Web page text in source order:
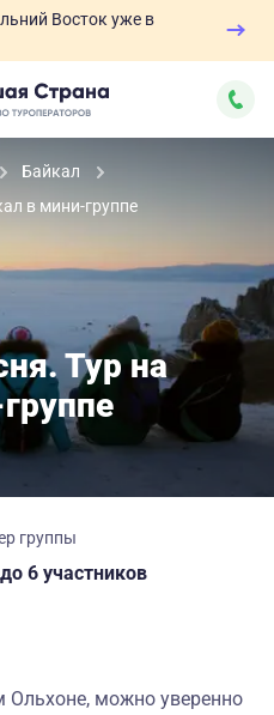
Восток уже в
Байкал
в мини-группе
Тур на
группы
до 6 участников
можно уверенно